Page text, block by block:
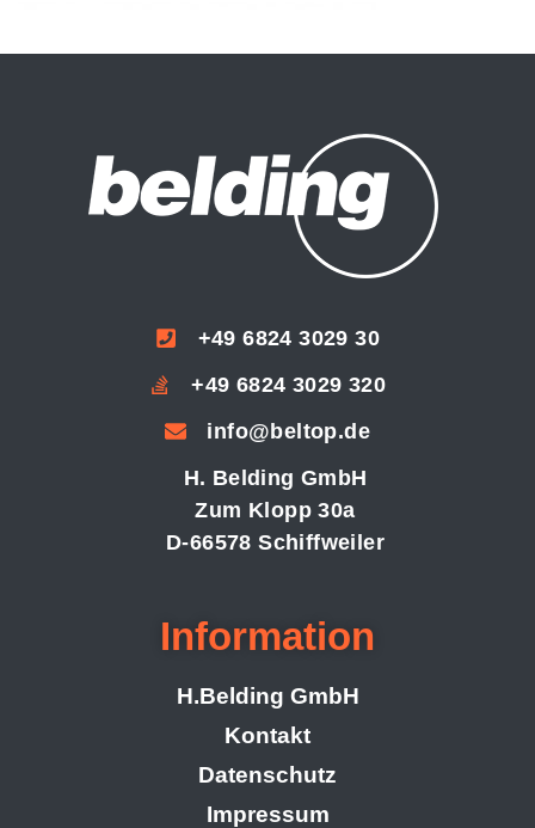
+49 6824 3029 30
+49 6824 3029 320
info@beltop.de
H. Belding GmbH
Zum Klopp 30a
D-66578 Schiffweiler
Information
H.Belding GmbH
Kontakt
Datenschutz
Impressum